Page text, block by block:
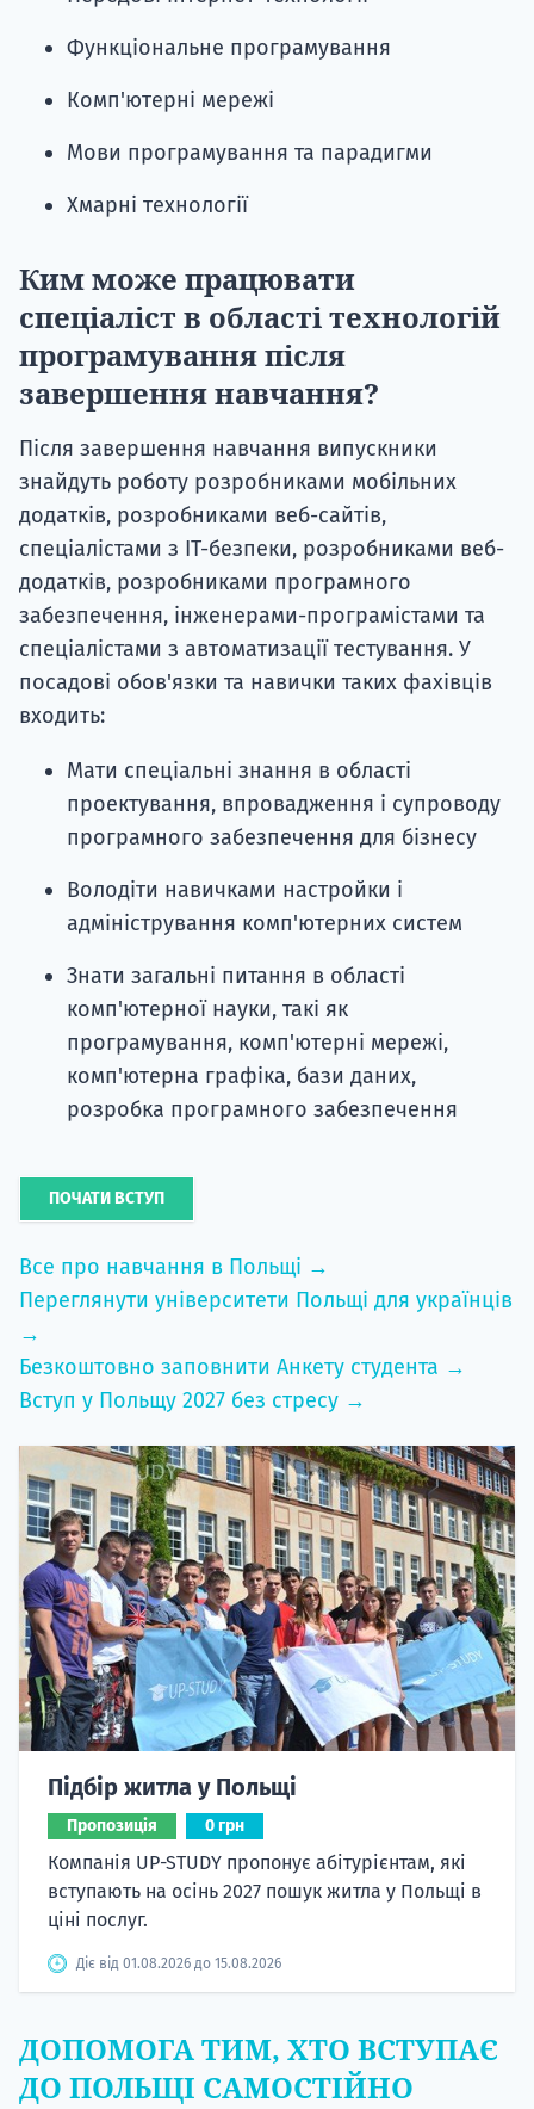
Функціональне програмування
Комп'ютерні мережі
Мови програмування та парадигми
Хмарні технології
Ким може працювати
спеціаліст в області технологій
програмування після
завершення навчання?
Після завершення навчання випускники
знайдуть роботу розробниками мобільних
додатків, розробниками веб-сайтів,
спеціалістами з ІТ-безпеки, розробниками веб-
додатків, розробниками програмного
забезпечення, інженерами-програмістами та
спеціалістами з автоматизації тестування. У
посадові обов'язки та навички таких фахівців
входить:
Мати спеціальні знання в області
проектування, впровадження і супроводу
програмного забезпечення для бізнесу
Володіти навичками настройки і
адміністрування комп'ютерних систем
Знати загальні питання в області
комп'ютерної науки, такі як
програмування, комп'ютерні мережі,
комп'ютерна графіка, бази даних,
розробка програмного забезпечення
ПОЧАТИ ВСТУП
Все про навчання в Польщі →
Переглянути університети Польщі для українців
→
Безкоштовно заповнити Анкету студента →
Вступ у Польщу 2027 без стресу →
Підбір житла у Польщі
Пропозиція 0 грн
Компанія UP-STUDY пропонує абітурієнтам, які
вступають на осінь 2027 пошук житла у Польщі в
ціні послуг.
Діє від 01.08.2026 до 15.08.2026
ДОПОМОГА ТИМ, ХТО ВСТУПАЄ
ДО ПОЛЬЩІ САМОСТІЙНО